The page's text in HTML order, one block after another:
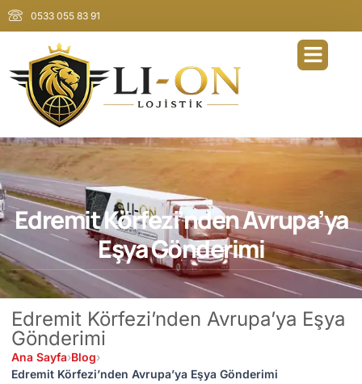
0533 055 83 91
Edremit Körfezi’nden Avrupa’ya
Eşya Gönderimi
Edremit Körfezi’nden Avrupa’ya Eşya
Gönderimi
Ana Sayfa›Blog›
Edremit Körfezi’nden Avrupa’ya Eşya Gönderimi